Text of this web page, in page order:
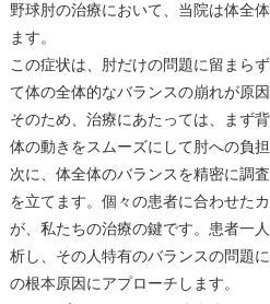
野球肘の治療において、当院は体全
ます。
この症状は、肘だけの問題に留まら
て体の全体的なバランスの崩れが原
そのため、治療にあたっては、まず
体の動きをスムーズにして肘への負
次に、体全体のバランスを精密に調
を立てます。個々の患者に合わせた
が、私たちの治療の鍵です。患者一
析し、その人特有のバランスの問題
の根本原因にアプローチします。